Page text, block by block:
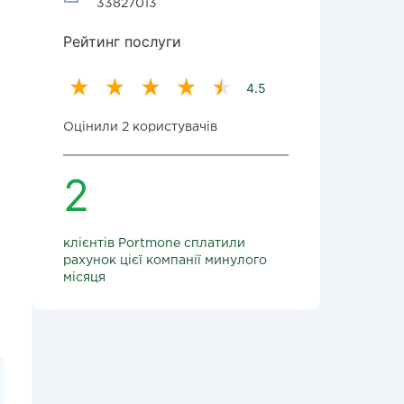
33827013
Рейтинг послуги
4.5
Оцінили 2 користувачів
2
клієнтів Portmone сплатили
рахунок цієї компанії минулого
місяця